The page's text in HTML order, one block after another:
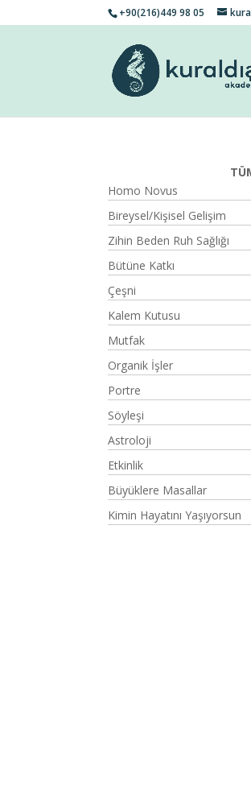
+90(216)449 98 05
Homo Novus
Bireysel/Kişisel Gelişim
Zihin Beden Ruh Sağlığı
Bütüne Katkı
Çeşni
Kalem Kutusu
Mutfak
Organik İşler
Portre
Söyleşi
Astroloji
Etkinlik
Büyüklere Masallar
Kimin Hayatını Yaşıyorsun